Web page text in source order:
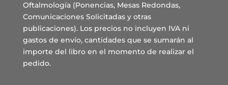
Oftalmología (Ponencias, Mesas Redondas,
Comunicaciones Solicitadas y otras
publicaciones). Los precios no incluyen IVA ni
gastos de envío, cantidades que se sumarán al
importe del libro en el momento de realizar el
pedido.